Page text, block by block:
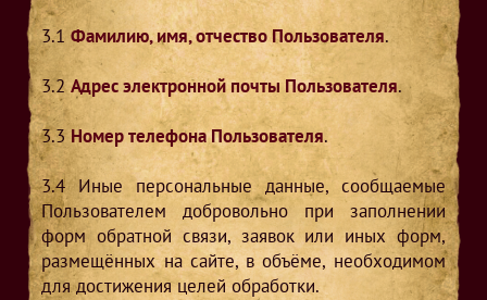
3.1 Фамилию, имя, отчество Пользователя.
3.2 Адрес электронной почты Пользователя.
3.3 Номер телефона Пользователя.
3.4Иные персональные данные, сообщаемые
Пользователем добровольно при заполнении
форм обратной связи, заявок или иных форм,
размещённых на сайте, в объёме, необходимом
для достижения целей обработки.